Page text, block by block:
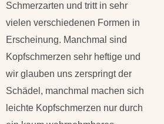
Schmerzarten und tritt in sehr
vielen verschiedenen Formen in
Erscheinung. Manchmal sind
Kopfschmerzen sehr heftige und
wir glauben uns zerspringt der
Schädel, manchmal machen sich
leichte Kopfschmerzen nur durch